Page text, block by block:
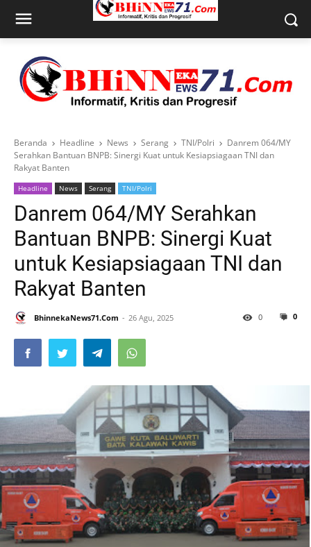
Beranda Headline News Serang TNI/Polri
Danrem 064/MY
Serahkan Bantuan BNPB: Sinergi Kuat untuk Kesiapsiagaan TNI dan
Rakyat Banten
Headline News Serang TNI/Polri
Danrem 064/MY Serahkan
Bantuan BNPB: Sinergi Kuat
untuk Kesiapsiagaan TNI dan
Rakyat Banten
BhinnekaNews71.Com 26 Agu, 2025 0
0